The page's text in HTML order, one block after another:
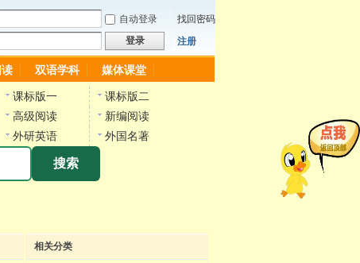
自动登录
找回密码
登录 注册
双语学科 媒体课堂
课标版一
课标版二
高级阅读
新编阅读
外研英语 外国名著
搜索
相关分类